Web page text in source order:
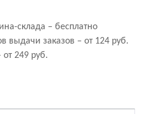
склада – бесплатно
выдачи заказов – от 124 руб.
249 руб.